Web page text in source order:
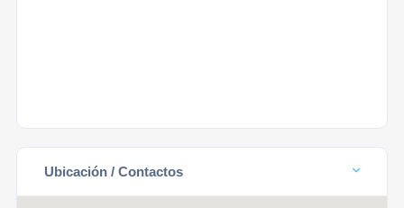
Ubicación / Contactos